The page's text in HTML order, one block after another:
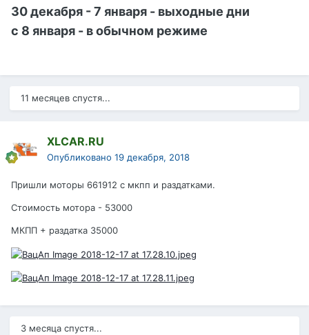
30 декабря - 7 января - выходные дни
с 8 января - в обычном режиме
11 месяцев спустя...
XLCAR.RU
Опубликовано 19 декабря, 2018
Пришли моторы 661912 с мкпп и раздатками.
Стоимость мотора - 53000
МКПП + раздатка 35000
3 месяца спустя...